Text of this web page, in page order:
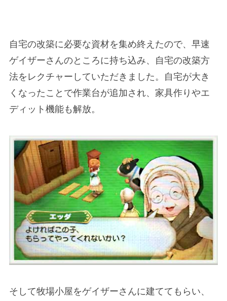
自宅の改築に必要な資材を集め終えたので、早速
ゲイザーさんのところに持ち込み、自宅の改築方
法をレクチャーしていただきました。自宅が大き
くなったことで作業台が追加され、家具作りやエ
ディット機能も解放。
そして牧場小屋をゲイザーさんに建ててもらい、